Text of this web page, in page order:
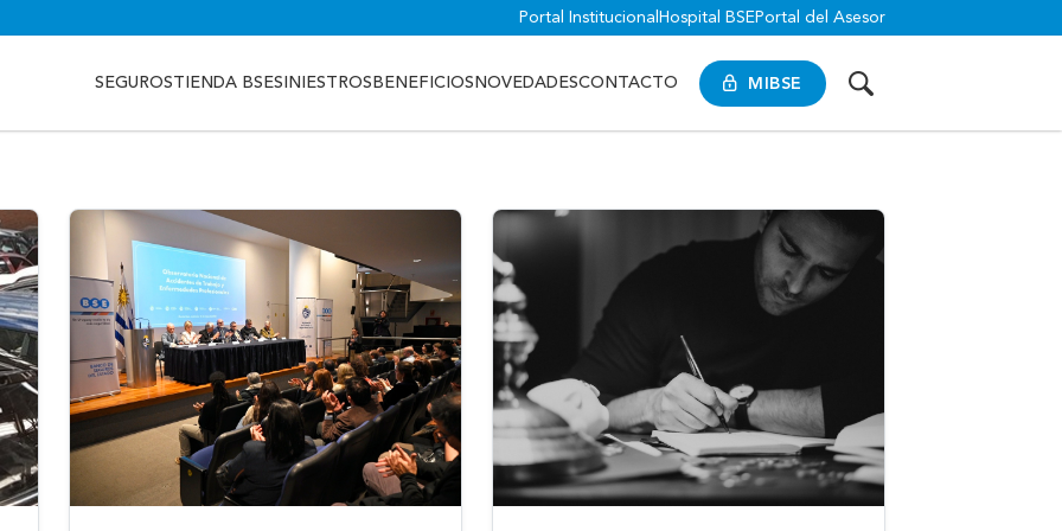
Portal Institucional Hospital BSE Portal del Asesor
MIBSE
SEGUROSTIENDA BSESINIESTROS BENEFICIOS NOVEDADESCONTACTO